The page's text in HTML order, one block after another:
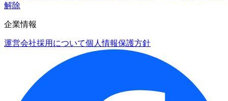
解除
企業情報
運営会社採用について個人情報保護方針